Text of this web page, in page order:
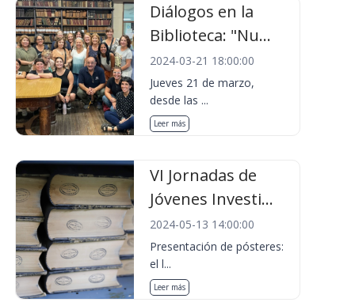
Diálogos en la
Biblioteca: "Nu...
2024-03-21 18:00:00
Jueves 21 de marzo,
desde las ...
Leer más
VI Jornadas de
Jóvenes Investi...
2024-05-13 14:00:00
Presentación de pósteres:
el l...
Leer más